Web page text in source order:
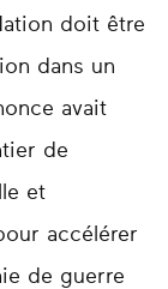
doit être
dans un
avait
de
et
accélérer
de guerre